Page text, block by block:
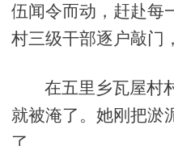
伍闻令而动，赶赴每
村三级干部逐户敲门
在五里乡瓦屋村
就被淹了。她刚把淤